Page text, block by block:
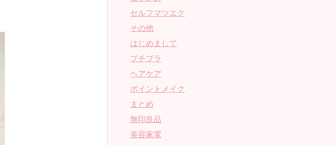
セルフマツエク
その他
はじめまして
プチプラ
ヘアケア
ポイントメイク
まとめ
無印良品
美容家電